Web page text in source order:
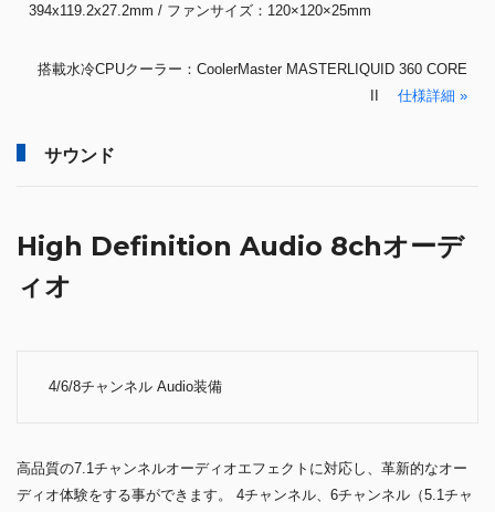
394x119.2x27.2mm / ファンサイズ：120×120×25mm
搭載水冷CPUクーラー：CoolerMaster MASTERLIQUID 360 CORE
仕様詳細 »
サウンド
High Definition Audio 8chオーデ
ィオ
4/6/8チャンネル Audio装備
高品質の7.1チャンネルオーディオエフェクトに対応し、革新的なオー
ディオ体験をする事ができます。 4チャンネル、6チャンネル（5.1チャ